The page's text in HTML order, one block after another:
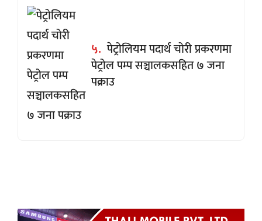
५. पेट्रोलियम पदार्थ चोरी प्रकरणमा
पेट्रोल पम्प सञ्चालकसहित ७ जना
पक्राउ